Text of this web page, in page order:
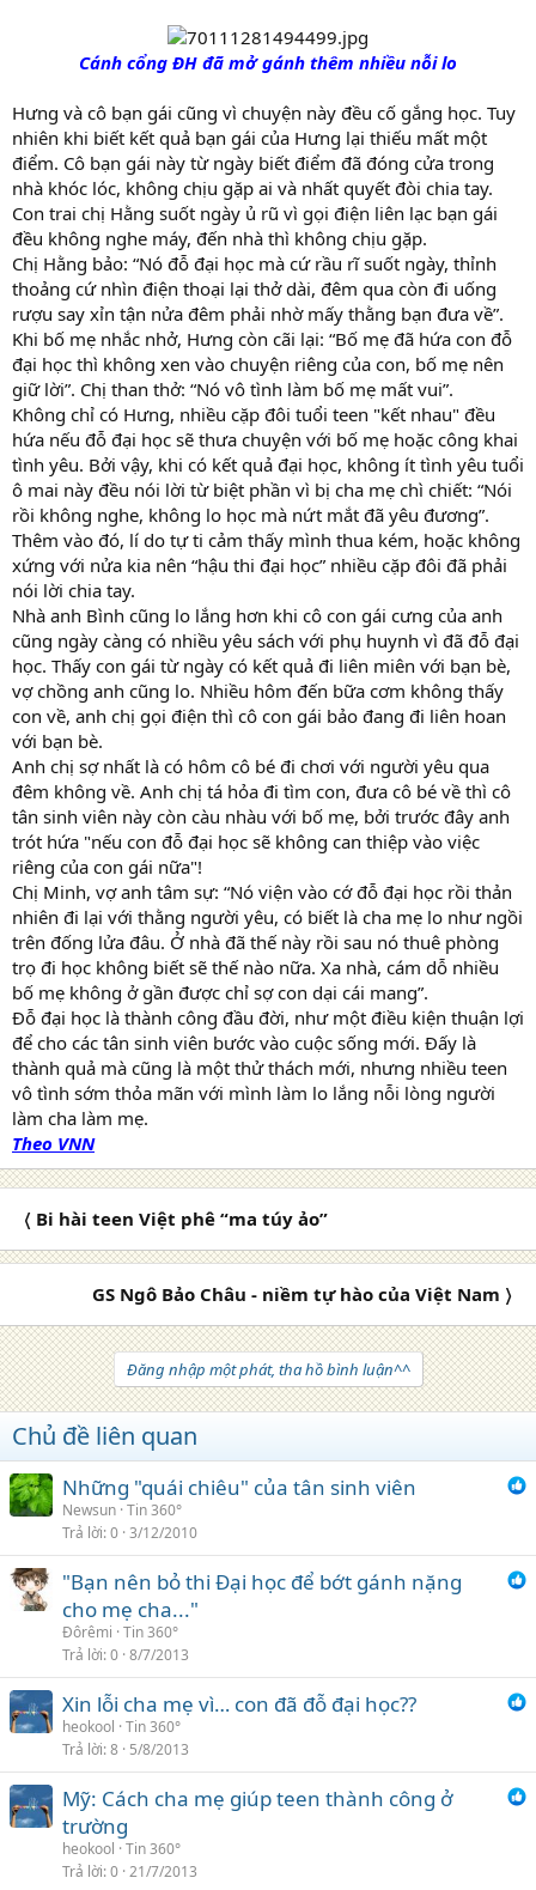
Cánh cổng ĐH đã mở gánh thêm nhiều nỗi lo
Hưng và cô bạn gái cũng vì chuyện này đều cố gắng học. Tuy
nhiên khi biết kết quả bạn gái của Hưng lại thiếu mất một
điểm. Cô bạn gái này từ ngày biết điểm đã đóng cửa trong
nhà khóc lóc, không chịu gặp ai và nhất quyết đòi chia tay.
Con trai chị Hằng suốt ngày ủ rũ vì gọi điện liên lạc bạn gái
đều không nghe máy, đến nhà thì không chịu gặp.
Chị Hằng bảo: “Nó đỗ đại học mà cứ rầu rĩ suốt ngày, thỉnh
thoảng cứ nhìn điện thoại lại thở dài, đêm qua còn đi uống
rượu say xỉn tận nửa đêm phải nhờ mấy thằng bạn đưa về”.
Khi bố mẹ nhắc nhở, Hưng còn cãi lại: “Bố mẹ đã hứa con đỗ
đại học thì không xen vào chuyện riêng của con, bố mẹ nên
giữ lời”. Chị than thở: “Nó vô tình làm bố mẹ mất vui”.
Không chỉ có Hưng, nhiều cặp đôi tuổi teen "kết nhau" đều
hứa nếu đỗ đại học sẽ thưa chuyện với bố mẹ hoặc công khai
tình yêu. Bởi vậy, khi có kết quả đại học, không ít tình yêu tuổi
ô mai này đều nói lời từ biệt phần vì bị cha mẹ chì chiết: “Nói
rồi không nghe, không lo học mà nứt mắt đã yêu đương”.
Thêm vào đó, lí do tự ti cảm thấy mình thua kém, hoặc không
xứng với nửa kia nên “hậu thi đại học” nhiều cặp đôi đã phải
nói lời chia tay.
Nhà anh Bình cũng lo lắng hơn khi cô con gái cưng của anh
cũng ngày càng có nhiều yêu sách với phụ huynh vì đã đỗ đại
học. Thấy con gái từ ngày có kết quả đi liên miên với bạn bè,
vợ chồng anh cũng lo. Nhiều hôm đến bữa cơm không thấy
con về, anh chị gọi điện thì cô con gái bảo đang đi liên hoan
với bạn bè.
Anh chị sợ nhất là có hôm cô bé đi chơi với người yêu qua
đêm không về. Anh chị tá hỏa đi tìm con, đưa cô bé về thì cô
tân sinh viên này còn càu nhàu với bố mẹ, bởi trước đây anh
trót hứa "nếu con đỗ đại học sẽ không can thiệp vào việc
riêng của con gái nữa"!
Chị Minh, vợ anh tâm sự: “Nó viện vào cớ đỗ đại học rồi thản
nhiên đi lại với thằng người yêu, có biết là cha mẹ lo như ngồi
trên đống lửa đâu. Ở nhà đã thế này rồi sau nó thuê phòng
trọ đi học không biết sẽ thế nào nữa. Xa nhà, cám dỗ nhiều
bố mẹ không ở gần được chỉ sợ con dại cái mang”.
Đỗ đại học là thành công đầu đời, như một điều kiện thuận lợi
để cho các tân sinh viên bước vào cuộc sống mới. Đấy là
thành quả mà cũng là một thử thách mới, nhưng nhiều teen
vô tình sớm thỏa mãn với mình làm lo lắng nỗi lòng người
làm cha làm mẹ.
Theo VNN
〈 Bi hài teen Việt phê “ma túy ảo”
GS Ngô Bảo Châu - niềm tự hào của Việt Nam 〉
Đăng nhập một phát, tha hồ bình luận^^
Chủ đề liên quan
Những "quái chiêu" của tân sinh viên
Newsun Tin 360°
Trả lời 0 3/12/2010
"Bạn nên bỏ thi Đại học để bớt gánh nặng
cho mẹ cha..."
Đôrêmi Tin 360°
Trả lời 0 8/7/2013
Xin lỗi cha mẹ vì… con đã đỗ đại học??
heokool Tin 360°
Trả lời 8 5/8/2013
Mỹ: Cách cha mẹ giúp teen thành công ở
trường
heokool Tin 360°
Trả lời 0 21/7/2013